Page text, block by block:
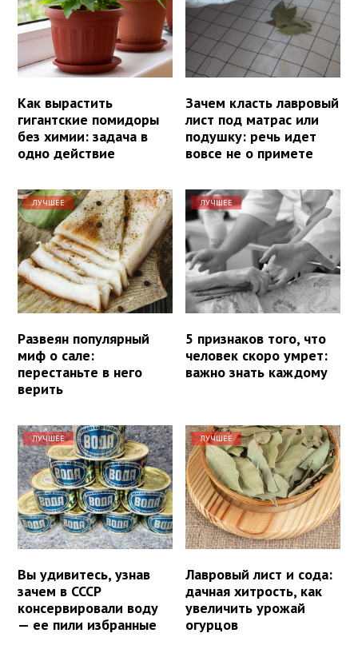
Как вырастить
гигантские помидоры
без химии: задача в
одно действие
Зачем класть лавровый
лист под матрас или
подушку: речь идет
вовсе не о примете
ЛУЧШЕЕ
Развеян популярный
миф о сале:
перестаньте в него
верить
ЛУЧШЕЕ
5 признаков того, что
человек скоро умрет:
важно знать каждому
ЛУЧШЕЕ
Вы удивитесь, узнав
зачем в СССР
консервировали воду
— ее пили избранные
ЛУЧШЕЕ
Лавровый лист и сода:
дачная хитрость, как
увеличить урожай
огурцов